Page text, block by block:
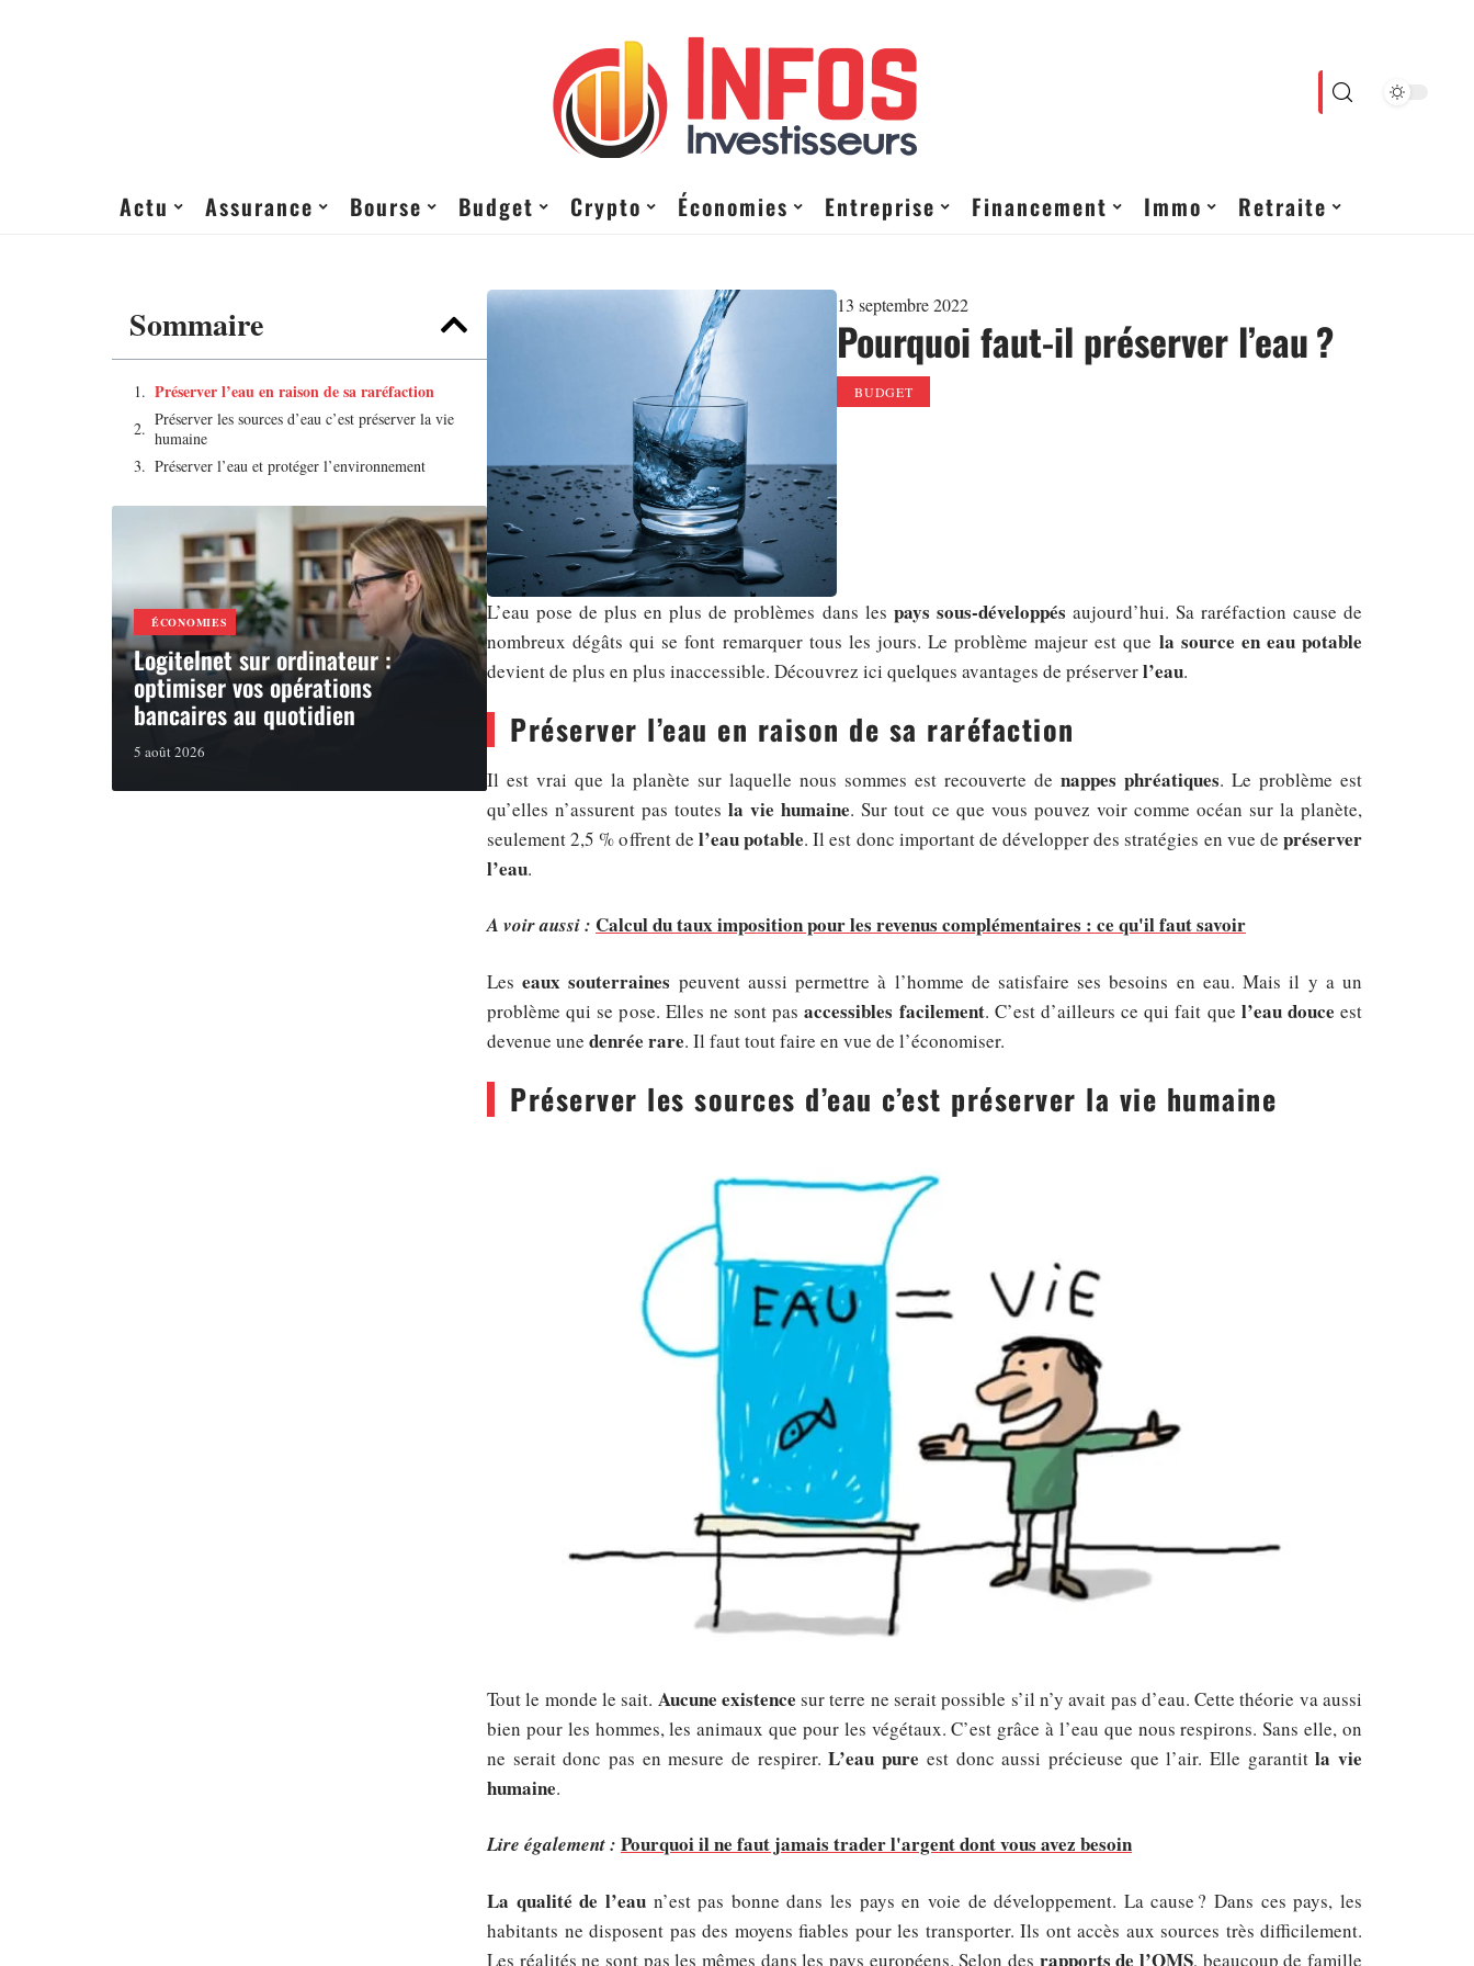
Actu Assurance Bourse Budget Crypto Économies Entreprise Financement Immo Retraite
Sommaire
Préserver l’eau en raison de sa raréfaction
Préserver les sources d’eau c’est préserver la vie
humaine
Préserver l’eau et protéger l’environnement
ÉCONOMIES
Logitelnet sur ordinateur :
optimiser vos opérations
bancaires au quotidien
5 août 2026
13 septembre 2022
Pourquoi faut-il préserver l’eau ?
BUDGET
L’eau pose de plus en plus de problèmes dans les pays sous-développés aujourd’hui. Sa raréfaction cause de
nombreux dégâts qui se font remarquer tous les jours. Le problème majeur est que la source en eau potable
devient de plus en plus inaccessible. Découvrez ici quelques avantages de préserverl’eau.
Préserver l’eau en raison de sa raréfaction
Il est vrai que la planète sur laquelle nous sommes est recouverte de nappes phréatiques. Le problème est
qu’elles n’assurent pas toutesla vie humaine. Sur tout ce que vous pouvez voir comme océan sur la planète,
seulement 2,5 % offrent de l’eau potable. Il est donc important de développer des stratégies en vue depréserver
l’eau.
A voir aussi : Calcul du taux imposition pour les revenus complémentaires : ce qu'il faut savoir
Leseaux souterraines peuvent aussi permettre à l’homme de satisfaire ses besoins en eau. Mais il y a un
problème qui se pose. Elles ne sont pasaccessibles facilement. C’est d’ailleurs ce qui fait que l’eau douce est
devenue une denrée rare. Il faut tout faire en vue de l’économiser.
Préserver les sources d’eau c’est préserver la vie humaine
Tout le monde le sait. Aucune existence sur terre ne serait possible s’il n’y avait pas d’eau. Cette théorie va aussi
bien pour les hommes, les animaux que pour les végétaux. C’est grâce à l’eau que nous respirons. Sans elle, on
ne serait donc pas en mesure de respirer.L’eau pure est donc aussi précieuse que l’air. Elle garantitla vie
humaine.
Lire également : Pourquoi il ne faut jamais trader l'argent dont vous avez besoin
La qualité de l’eaun’est pas bonne dans les pays en voie de développement. La cause ? Dans ces pays, les
habitants ne disposent pas des moyens fiables pour les transporter. Ils ont accès aux sources très difficilement.
Les réalités ne sont pas les mêmes dans les pays européens. Selon des rapports de l’OMS, beaucoup de famille